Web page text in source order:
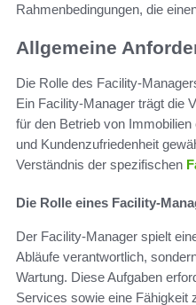
Rahmenbedingungen, die
Allgemeine
Die Rolle des Facility-
Ein Facility-Manager trägt die
für den Betrieb von
und Kundenzufriedenheit
Verständnis der spezifischen
Die Rolle eines Facility-
Der Facility-Manager spielt
Abläufe verantwortlich,
Wartung. Diese Aufgaben
Services sowie eine Fähigkeit